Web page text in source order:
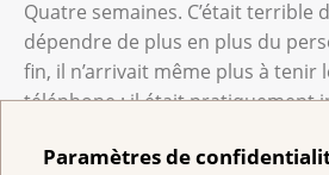
Paramètres de
Quatre semaines. C’était terrible
dépendre de plus en plus du
fin, il n’arrivait même plus à tenir
téléphone ; il était pratiquement
était le pire. J’ai recueilli son